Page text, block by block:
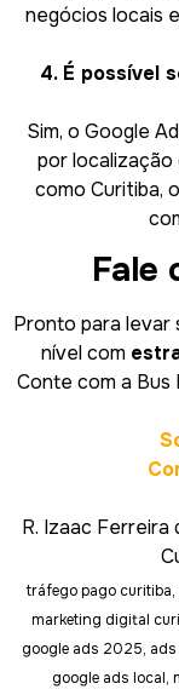
negócios locais
4. É possível
Sim, o Google
por localização
como Curitiba,
Fale
Pronto para levar
nível com
Conte com a Bus
R. Izaac Ferreira
tráfego pago
marketing digital
google ads 2025,
google ads local,